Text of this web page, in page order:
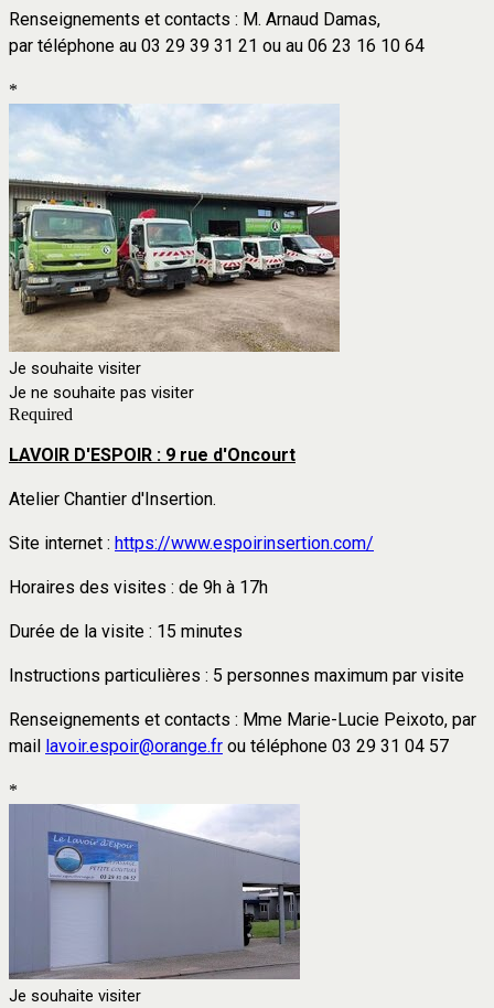
Renseignements et contacts : M. Arnaud Damas,
par téléphone au 03 29 39 31 21 ou au 06 23 16 10 64
*
Je souhaite visiter
Je ne souhaite pas visiter
Required
LAVOIR D'ESPOIR : 9 rue d'Oncourt
Atelier Chantier d'Insertion.
Site internet : https://www.espoirinsertion.com/
Horaires des visites : de 9h à 17h
Durée de la visite : 15 minutes
Instructions particulières : 5 personnes maximum par visite
Renseignements et contacts : Mme Marie-Lucie Peixoto, par
mail lavoir.espoir@orange.fr ou téléphone 03 29 31 04 57
*
Je souhaite visiter